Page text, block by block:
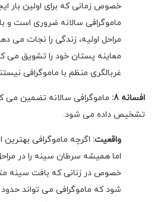
خصوص زمانی که برای اولین بار
ماموگرافی سالانه ضروری است و
مراحل اولیه، زندگی را نجات می
معاینه پستان خود را تشویق می
غربالگری منظم با ماموگرافی
افسانه 8:
ماموگرافی سالانه تضمین می
تشخیص داده می شود.
واقعیت: اگرچه ماموگرافی
اما همیشه سرطان سینه را در
خصوص در زنانی که بافت سینه